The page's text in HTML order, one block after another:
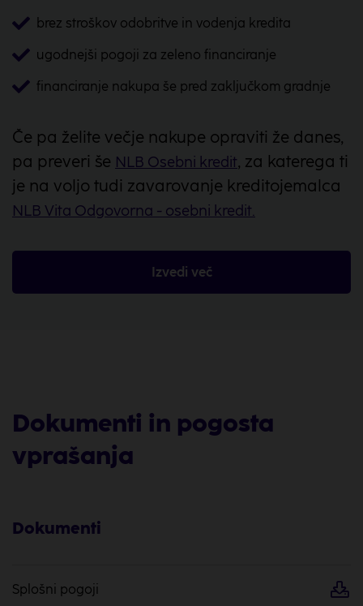
brez stroškov odobritve in vodenja kredita
ugodnejši pogoji za zeleno financiranje
financiranje nakupa še pred zaključkom gradnje
Če pa želite večje nakupe opraviti že danes,
pa preveri še NLB Osebni kredit, za katerega ti
je na voljo tudi zavarovanje kreditojemalca
NLB Vita Odgovorna - osebni kredit.
Izvedi več
Dokumenti in pogosta
vprašanja
Dokumenti
Splošni pogoji